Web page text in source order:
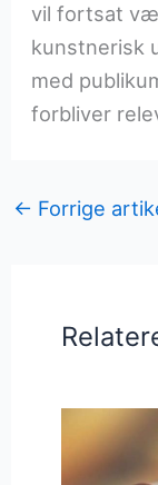
vil fortsat
kunstnerisk
med
forbliver
← Forrige